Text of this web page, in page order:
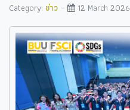
Category: ข่าว 12 March 2026